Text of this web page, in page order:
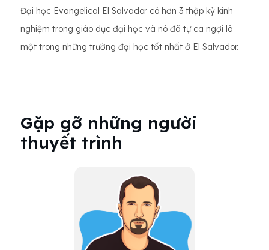
Đại học Evangelical El Salvador có hơn 3 thập kỷ kinh
nghiệm trong giáo dục đại học và nó đã tự ca ngợi là
một trong những trường đại học tốt nhất ở El Salvador.
Gặp gỡ những người
thuyết trình